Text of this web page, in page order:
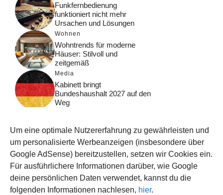
Um eine optimale Nutzererfahrung zu gewährleisten und
um personalisierte Werbeanzeigen (insbesondere über
Google AdSense) bereitzustellen, setzen wir Cookies ein.
Für ausführlichere Informationen darüber, wie Google
deine persönlichen Daten verwendet, kannst du die
folgenden Informationen nachlesen, hier.
Funkfernbedienung
funktioniert nicht mehr
Ursachen und Lösungen
Wohnen
Wohntrends für moderne
Häuser: Stilvoll und
zeitgemäß
Media
Kabinett bringt
Bundeshaushalt 2027 auf den
Weg
Funktionsweise, Prozesse
und Rankinglogik
Computer
Wieso habe ich im moment
kein Internet?